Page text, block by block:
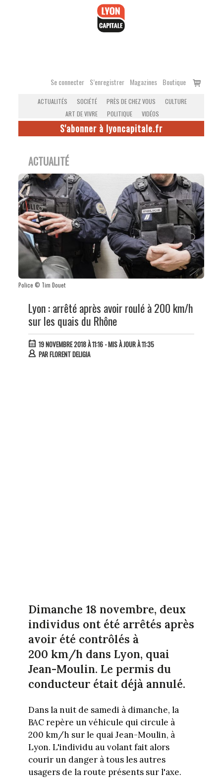
Se connecter S’enregistrer Magazines Boutique
Voir
ACTUALITÉS SOCIÉTÉ PRÈS DE CHEZ VOUS
CULTURE
ART DE VIVRE
POLITIQUE VIDÉOS
S'abonner à lyoncapitale.fr
ACTUALITÉ
Police © Tim Douet
Lyon : arrêté après avoir roulé à 200 km/h
sur les quais du Rhône
19 NOVEMBRE 2018 À 11:16- MIS À JOUR À 11:35
PARFLORENT DELIGIA
Dimanche 18 novembre, deux
individus ont été arrêtés après
avoir été contrôlés à
200 km/h dans Lyon, quai
Jean-Moulin. Le permis du
conducteur était déjà annulé.
Dans la nuit de samedi à dimanche, la
BAC repère un véhicule qui circule à
200 km/h sur le quai Jean-Moulin, à
Lyon. L'individu au volant fait alors
courir un danger à tous les autres
usagers de la route présents sur l'axe.